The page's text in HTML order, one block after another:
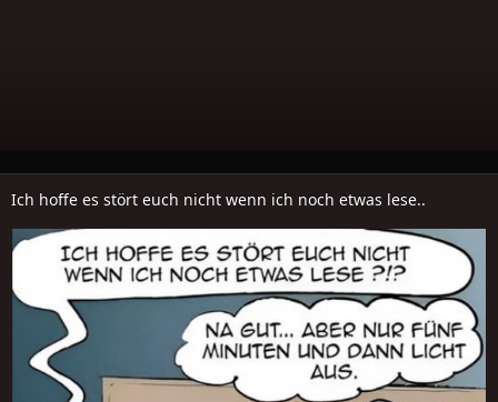
Ich hoffe es stört euch nicht wenn ich noch etwas lese..